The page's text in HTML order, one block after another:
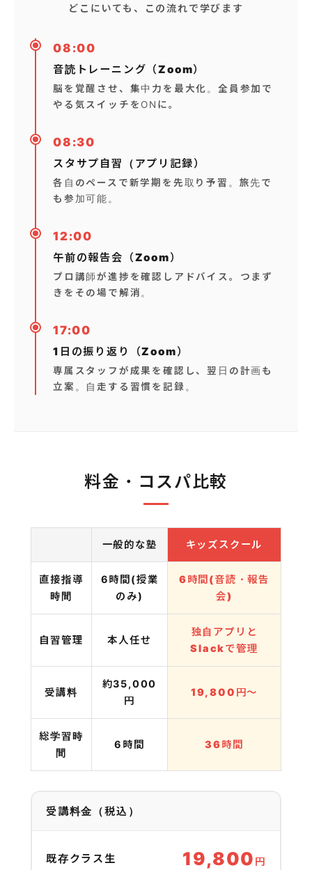
どこにいても、この流れで学びます
08:00
音読トレーニング（Zoom）
脳を覚醒させ、集中力を最大化。全員参加で
やる気スイッチをONに。
08:30
スタサプ自習（アプリ記録）
各自のペースで新学期を先取り予習。旅先で
も参加可能。
12:00
午前の報告会（Zoom）
プロ講師が進捗を確認しアドバイス。つまず
きをその場で解消。
17:00
1日の振り返り（Zoom）
専属スタッフが成果を確認し、翌日の計画も
立案。自走する習慣を記録。
料金・コスパ比較
一般的な塾 キッズスクール
直接指導
時間
6時間(授業
のみ)
6時間(音読・報告
会)
自習管理 本人任せ
独自アプリと
Slackで管理
受講料
約35,000
円
19,800円〜
総学習時
間
6時間 36時間
受講料金（税込）
既存クラス生 19,800 円